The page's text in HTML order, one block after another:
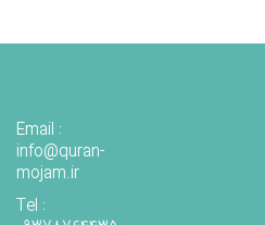
Email :
info@quran-
mojam.ir
Tel :